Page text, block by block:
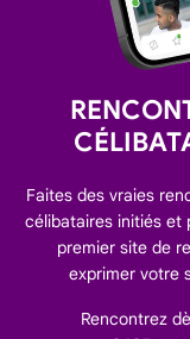
Faites des vraies
célibataires initiés et
premier site de
exprimer votre
Rencontrez